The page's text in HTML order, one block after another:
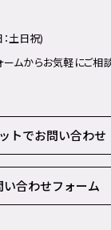
土日祝)
ームからお気軽にご相
トでお問い合わせ
い合わせフォーム